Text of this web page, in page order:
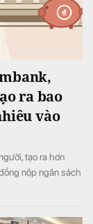
ra bao
vào
tạo ra hơn
nộp ngân sách